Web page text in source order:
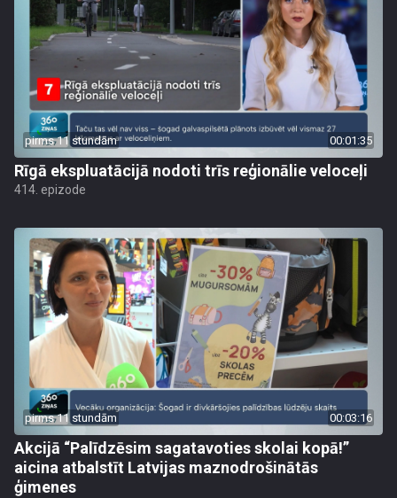
pirms 11 stundām 00:01:35
Rīgā ekspluatācijā nodoti trīs reģionālie veloceļi
414. epizode
pirms 11 stundām 00:03:16
Akcijā “Palīdzēsim sagatavoties skolai kopā!”
aicina atbalstīt Latvijas maznodrošinātās
ģimenes